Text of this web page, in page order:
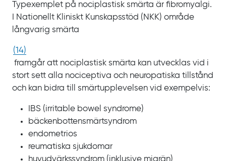
Typexemplet på nociplastisk smärta är fibromyalgi.
I Nationellt Kliniskt Kunskapsstöd (NKK) område
långvarig smärta
(14)
framgår att nociplastisk smärta kan utvecklas vid i
stort sett alla nociceptiva och neuropatiska tillstånd
och kan bidra till smärtupplevelsen vid exempelvis:
IBS (irritable bowel syndrome)
bäckenbottensmärtsyndrom
endometrios
reumatiska sjukdomar